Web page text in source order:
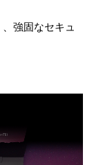
強固なセキュ